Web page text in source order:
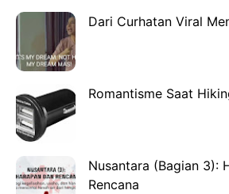
Dari Curhatan Viral
Romantisme Saat
Nusantara (Bagian 3):
Rencana